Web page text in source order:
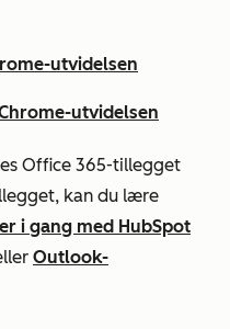
utvidelsen
utvidelsen
Office 365-tillegget
kan du lære
i gang med HubSpot
Outlook-